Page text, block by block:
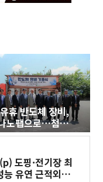
휴 반도체 장비,
노팹으로…첨단
연구 인프라 새
도핑·전기장 최
능 유연 근적외선